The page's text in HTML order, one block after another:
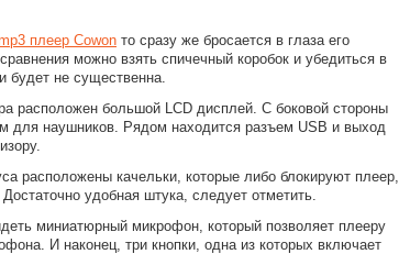
плеер Cowon то сразу же бросается в глаза его
можно взять спичечный коробок и убедиться в
будет не существенна.
расположен большой LCD дисплей. С боковой стороны
для наушников. Рядом находится разъем USB и выход
расположены качельки, которые либо блокируют плеер,
удобная штука, следует отметить.
миниатюрный микрофон, который позволяет плееру
И наконец, три кнопки, одна из которых включает